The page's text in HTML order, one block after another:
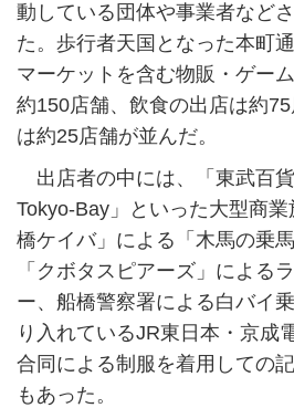
動している団体や事業者など
た。歩行者天国となった本町
マーケットを含む物販・ゲー
約150店舗、飲食の出店は約
は約25店舗が並んだ。
出店者の中には、「東武百
Tokyo-Bay」といった大型商
橋ケイバ」による「木馬の乗
「クボタスピアーズ」による
ー、船橋警察署による白バイ
り入れているJR東日本・京成
合同による制服を着用しての
もあった。